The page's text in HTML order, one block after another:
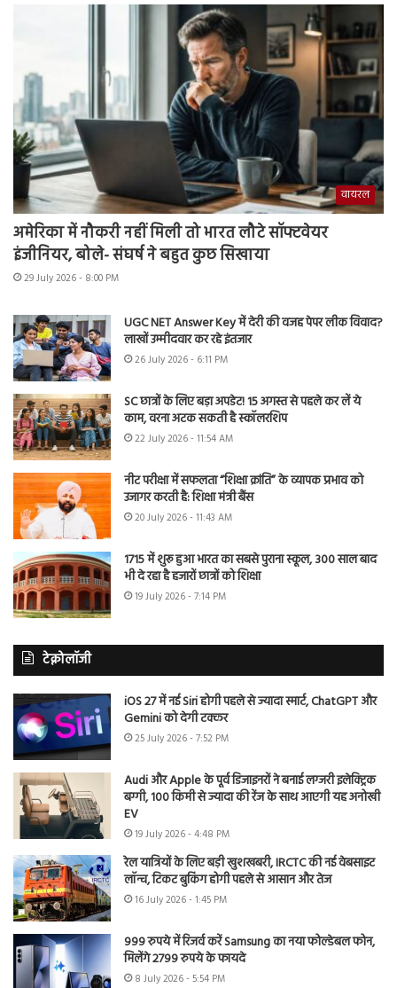
वायरल
अमेरिका में नौकरी नहीं मिली तो भारत लौटे सॉफ्टवेयर
इंजीनियर, बोले- संघर्ष ने बहुत कुछ सिखाया
29 July 2026 - 8:00 PM
UGC NET Answer Key में देरी की वजह पेपर लीक विवाद?
लाखों उम्मीदवार कर रहे इंतजार
26 July 2026 - 6:11 PM
SC छात्रों के लिए बड़ा अपडेट! 15 अगस्त से पहले कर लें ये
काम, वरना अटक सकती है स्कॉलरशिप
22 July 2026 - 11:54 AM
नीट परीक्षा में सफलता “शिक्षा क्रांति” के व्यापक प्रभाव को
उजागर करती है: शिक्षा मंत्री बैंस
20 July 2026 - 11:43 AM
1715 में शुरू हुआ भारत का सबसे पुराना स्कूल, 300 साल बाद
भी दे रहा है हजारों छात्रों को शिक्षा
19 July 2026 - 7:14 PM
टेक्नोलॉजी
iOS 27 में नई Siri होगी पहले से ज्यादा स्मार्ट, ChatGPT और
Gemini को देगी टक्कर
25 July 2026 - 7:52 PM
Audi और Apple के पूर्व डिजाइनरों ने बनाई लग्जरी इलेक्ट्रिक
बग्गी, 100 किमी से ज्यादा की रेंज के साथ आएगी यह अनोखी
EV
19 July 2026 - 4:48 PM
रेल यात्रियों के लिए बड़ी खुशखबरी, IRCTC की नई वेबसाइट
लॉन्च, टिकट बुकिंग होगी पहले से आसान और तेज
16 July 2026 - 1:45 PM
999 रुपये में रिजर्व करें Samsung का नया फोल्डेबल फोन,
मिलेंगे 2799 रुपये के फायदे
8 July 2026 - 5:54 PM